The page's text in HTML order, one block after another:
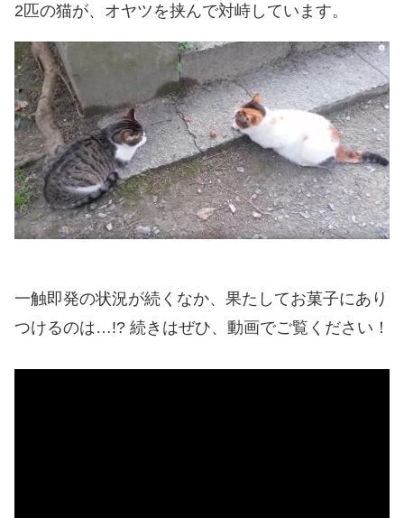
2匹の猫が、オヤツを挟んで対峙しています。
一触即発の状況が続くなか、果たしてお菓子にあり
つけるのは…!? 続きはぜひ、動画でご覧ください！